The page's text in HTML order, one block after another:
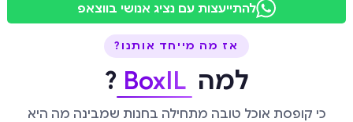
להתייעצות עם נציג אנושי בווצאפ
אז מה מייחד אותנו?
למה BoxIL
?
כי קופסת אוכל טובה מתחילה בחנות שמבינה מה היא